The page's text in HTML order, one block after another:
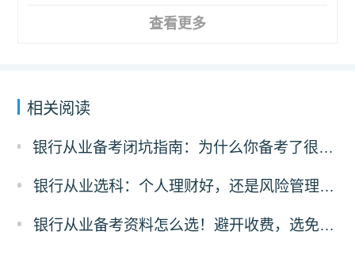
查看更多
相关阅读
银行从业备考闭坑指南：为什么你备考了很久过不了？可能是刷错了题！
银行从业选科：个人理财好，还是风险管理更有前途？
银行从业备考资料怎么选！避开收费，选免费资料，省太多！